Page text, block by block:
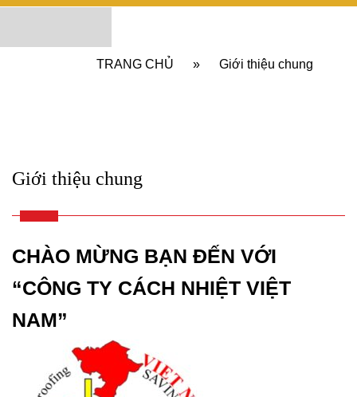
TRANG CHỦ » Giới thiệu chung
Giới thiệu chung
CHÀO MỪNG BẠN ĐẾN VỚI
“CÔNG TY CÁCH NHIỆT VIỆT
NAM”